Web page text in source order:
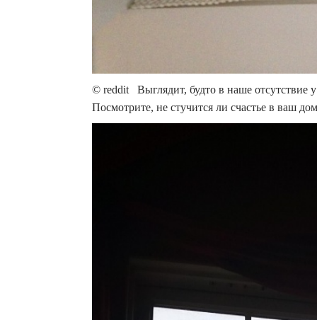
© reddit Выглядит, будто в наше отсутствие
Посмотрите, не стучится ли счастье в ваш